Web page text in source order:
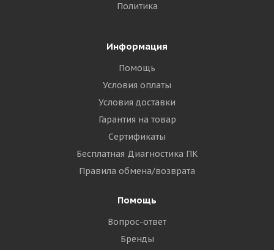
Политика
Информация
Помощь
Условия оплаты
Условия доставки
Гарантия на товар
Сертификаты
Бесплатная Диагностика ПК
Правила обмена/возврата
Помощь
Вопрос-ответ
Бренды